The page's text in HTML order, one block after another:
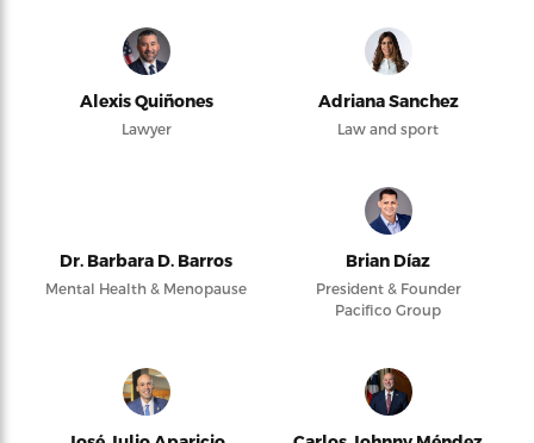
Alexis Quiñones
Lawyer
Adriana Sanchez
Law and sport
Dr. Barbara D. Barros
Mental Health & Menopause
Brian Díaz
President & Founder
Pacifico Group